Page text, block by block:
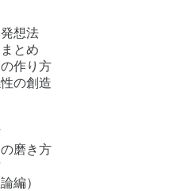
想法
とめ
作り方
の創造
磨き方
編）